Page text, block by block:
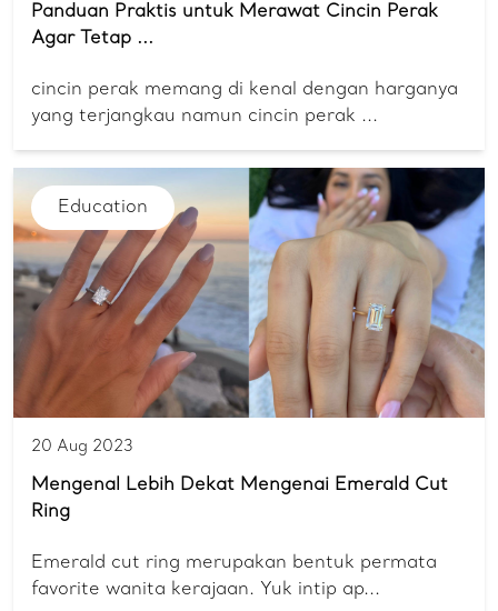
Panduan Praktis untuk Merawat Cincin Perak
Agar Tetap ...
cincin perak memang di kenal dengan harganya
yang terjangkau namun cincin perak ...
Education
20 Aug 2023
Mengenal Lebih Dekat Mengenai Emerald Cut
Ring
Emerald cut ring merupakan bentuk permata
favorite wanita kerajaan. Yuk intip ap...